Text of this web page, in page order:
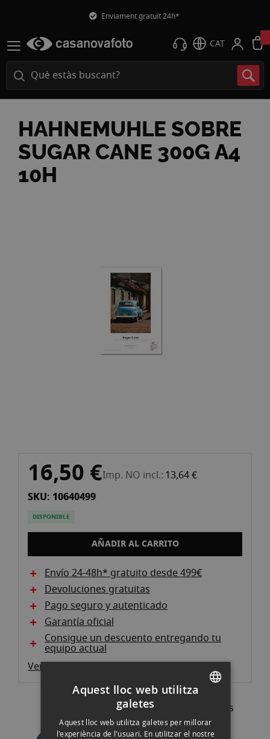
Enviament gratuït 24h*
CAT
HAHNEMUHLE SOBRE
SUGAR CANE 300G A4
10H
començament
de
galeria
16,50 €Imp. NO incl. 13,64 €
SKU: 10640499
DISPONIBLE
AÑADIR AL CARRITO
Envío 24-48h* gratuito desde 499€
Devoluciones gratuitas
Pago seguro y autenticado
Garantía oficial
Consigue un descuento entregando tu
equipo actual
Ver descripción producto
Pregunta a nuestros expertos
93 302 73 63 |Contactar
ENGLISH
Aquest lloc web utilitza
galetes
Aquest lloc web utilitza galetes per millorar
l'experiència de l'usuari. En utilitzar el nostre